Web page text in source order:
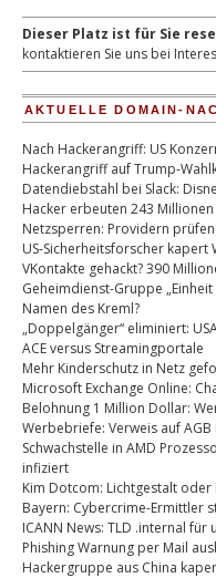
Dieser Platz ist für Sie
kontaktieren Sie uns bei
AKTUELLE DOMAIN-
Nach Hackerangriff: US
Hackerangriff auf Trump-
Datendiebstahl bei Slack:
Hacker erbeuten 243
Netzsperren: Providern
US-Sicherheitsforscher kapert
VKontakte gehackt? 390
Geheimdienst-Gruppe
Namen des Kreml?
„Doppelgänger“ eliminiert:
ACE versus Streamingportale
Mehr Kinderschutz in Netz
Microsoft Exchange Online:
Belohnung 1 Million Dollar:
Werbebriefe: Verweis auf
Schwachstelle in AMD
infiziert
Kim Dotcom: Lichtgestalt oder
Bayern: Cybercrime-Ermittler
ICANN News: TLD .internal
Phishing Warnung per Mail
Hackergruppe aus China